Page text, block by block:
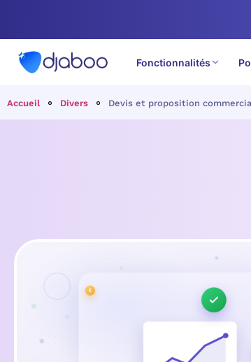
Fonctionnalités
Accueil Divers Devis et proposition